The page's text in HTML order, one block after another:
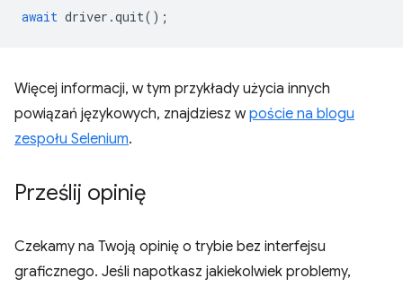
await driver .quit();
Więcej informacji, w tym przykłady użycia innych
powiązań językowych, znajdziesz wpoście na blogu
zespołu Selenium.
Prześlij opinię
Czekamy na Twoją opinię o trybie bez interfejsu
graficznego. Jeśli napotkasz jakiekolwiek problemy,